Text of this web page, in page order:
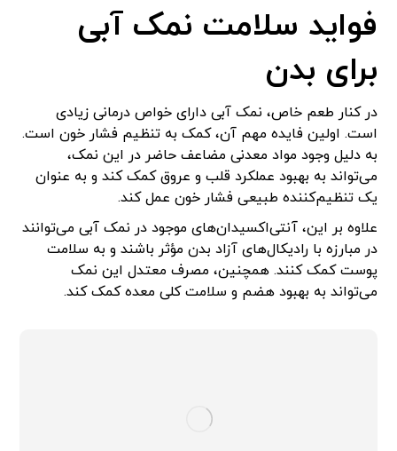
فواید سلامت نمک آبی
برای بدن
در کنار طعم خاص، نمک آبی دارای خواص درمانی زیادی
است. اولین فایده مهم آن، کمک به تنظیم فشار خون است.
به دلیل وجود مواد معدنی مضاعف حاضر در این نمک،
می‌تواند به بهبود عملکرد قلب و عروق کمک کند و به عنوان
یک تنظیم‌کننده طبیعی فشار خون عمل کند.
علاوه بر این، آنتی‌اکسیدان‌های موجود در نمک آبی می‌توانند
در مبارزه با رادیکال‌های آزاد بدن مؤثر باشند و به سلامت
پوست کمک کنند. همچنین، مصرف معتدل این نمک
می‌تواند به بهبود هضم و سلامت کلی معده کمک کند.